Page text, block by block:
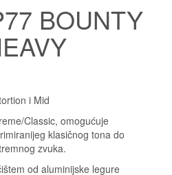
BOUNTY
i Mid
Classic, omogućuje
klasičnog tona do
zvuka.
od aluminijske legure